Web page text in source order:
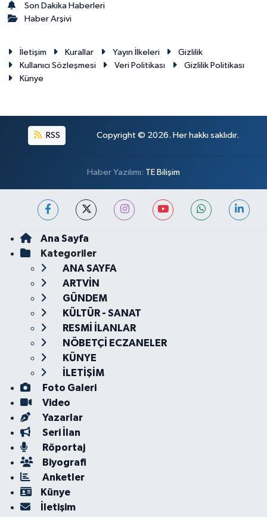
Son Dakika Haberleri
Haber Arşivi
İletişim Kurallar Yayın İlkeleri
Gizlilik
Kullanıcı Sözleşmesi
Veri Politikası
Gizlilik Politikası
Künye
RSS Copyright © 2026. Her hakkı saklıdır.
Haber Yazılımı: TE Bilişim
Ana Sayfa
Kategoriler
ANA SAYFA
ARTVİN
GÜNDEM
KÜLTÜR - SANAT
RESMİ İLANLAR
NÖBETÇİ ECZANELER
KÜNYE
İLETİŞİM
Foto Galeri
Video
Yazarlar
Seri İlan
Röportaj
Biyografi
Anketler
Künye
İletişim